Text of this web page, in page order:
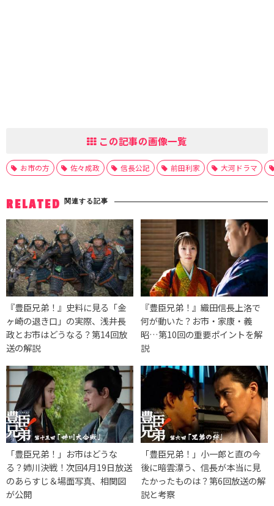
この記事の画像一覧
お市の方 佐々成政 信長公記 前田利家 大河ドラマ
RELATED 関連する記事
『豊臣兄弟！』史料に見る「金
ヶ崎の退き口」の実際、浅井長
政とお市はどうなる？第14回放
送の解説
『豊臣兄弟！』織田信長上洛で
何が動いた？お市・家康・義
昭…第10回の重要ポイントを解
説
「豊臣兄弟！」お市はどうな
る？姉川決戦！次回4月19日放送
のあらすじ＆場面写真、相関図
が公開
「豊臣兄弟！」小一郎と直の今
後に暗雲漂う、信長が本当に見
たかったものは？第6回放送の解
説と考察